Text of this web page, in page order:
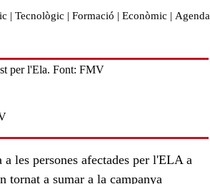
| Tecnològic | Formació | Econòmic | Agenda
les persones afectades per l'ELA a
tornat a sumar a la campanya